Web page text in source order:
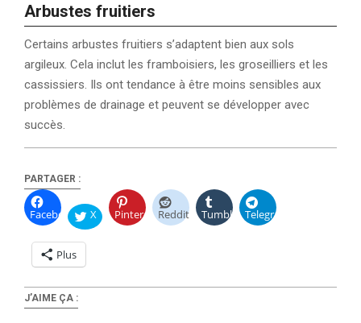
Arbustes fruitiers
Certains arbustes fruitiers s’adaptent bien aux sols
argileux. Cela inclut les framboisiers, les groseilliers et les
cassissiers. Ils ont tendance à être moins sensibles aux
problèmes de drainage et peuvent se développer avec
succès.
PARTAGER :
Facebook X Pinterest Reddit Tumblr Telegram
Plus
J’AIME ÇA :